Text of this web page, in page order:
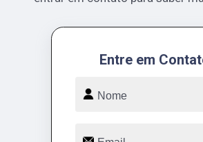
Entre em